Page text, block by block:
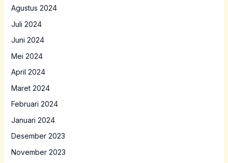
Agustus 2024
Juli 2024
Juni 2024
Mei 2024
April 2024
Maret 2024
Februari 2024
Januari 2024
Desember 2023
November 2023